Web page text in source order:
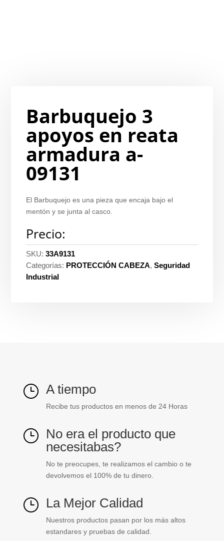
Barbuquejo 3
apoyos en reata
armadura a-
09131
El Barbuquejo es una pieza que encaja bajo el
mentón y se junta al casco.
Precio:
SKU:33A9131
Categorías: PROTECCIÓN CABEZA,Seguridad
Industrial
} A tiempo
Recibe tus productos en menos de 24 Horas
} No era el producto que
necesitabas?
No te preocupes, te realizamos el cambio o te
devolvemos el 100% de tu dinero.
} La Mejor Calidad
Nuestros productos pasan por los más altos
estandares y pruebas de calidad.